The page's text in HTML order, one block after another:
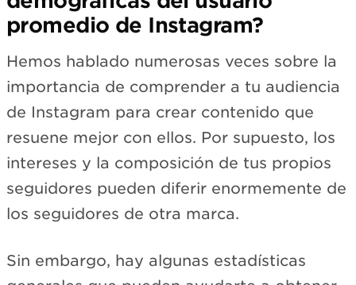
promedio de Instagram?
Hemos hablado numerosas veces sobre la
importancia de comprender a tu audiencia
de Instagram para crear contenido que
resuene mejor con ellos. Por supuesto, los
intereses y la composición de tus propios
seguidores pueden diferir enormemente de
los seguidores de otra marca.
Sin embargo, hay algunas estadísticas